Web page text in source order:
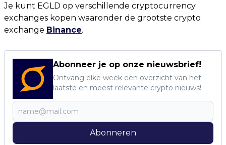
Je kunt EGLD op verschillende cryptocurrency
exchanges kopen waaronder de grootste crypto
exchange Binance.
Abonneer je op onze nieuwsbrief!
Ontvang elke week een overzicht van het
laatste en meest relevante crypto nieuws!
Abonneren